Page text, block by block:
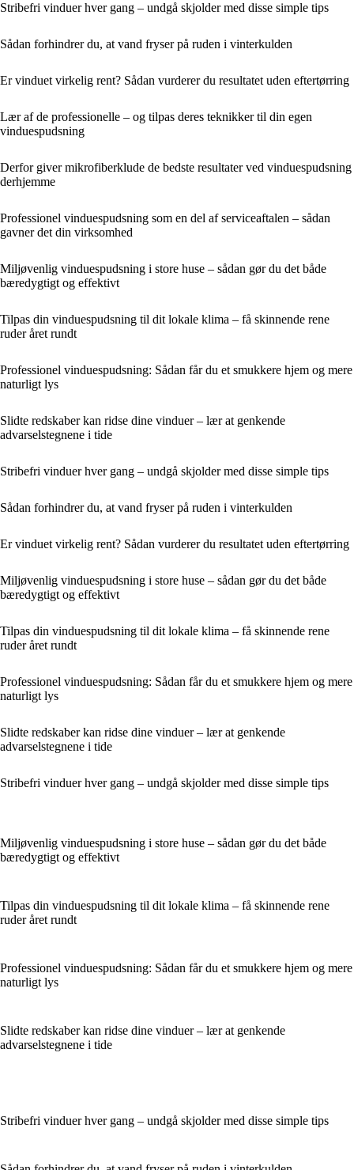
Stribefri vinduer hver gang – undgå skjolder med disse simple tips
Sådan forhindrer du, at vand fryser på ruden i vinterkulden
Er vinduet virkelig rent? Sådan vurderer du resultatet uden eftertørring
Lær af de professionelle – og tilpas deres teknikker til din egen
vinduespudsning
Derfor giver mikrofiberklude de bedste resultater ved vinduespudsning
derhjemme
Professionel vinduespudsning som en del af serviceaftalen – sådan
gavner det din virksomhed
Miljøvenlig vinduespudsning i store huse – sådan gør du det både
bæredygtigt og effektivt
Tilpas din vinduespudsning til dit lokale klima – få skinnende rene
ruder året rundt
Professionel vinduespudsning: Sådan får du et smukkere hjem og mere
naturligt lys
Slidte redskaber kan ridse dine vinduer – lær at genkende
advarselstegnene i tide
Stribefri vinduer hver gang – undgå skjolder med disse simple tips
Sådan forhindrer du, at vand fryser på ruden i vinterkulden
Er vinduet virkelig rent? Sådan vurderer du resultatet uden eftertørring
Miljøvenlig vinduespudsning i store huse – sådan gør du det både
bæredygtigt og effektivt
Tilpas din vinduespudsning til dit lokale klima – få skinnende rene
ruder året rundt
Professionel vinduespudsning: Sådan får du et smukkere hjem og mere
naturligt lys
Slidte redskaber kan ridse dine vinduer – lær at genkende
advarselstegnene i tide
Stribefri vinduer hver gang – undgå skjolder med disse simple tips
Miljøvenlig vinduespudsning i store huse – sådan gør du det både
bæredygtigt og effektivt
Tilpas din vinduespudsning til dit lokale klima – få skinnende rene
ruder året rundt
Professionel vinduespudsning: Sådan får du et smukkere hjem og mere
naturligt lys
Slidte redskaber kan ridse dine vinduer – lær at genkende
advarselstegnene i tide
Stribefri vinduer hver gang – undgå skjolder med disse simple tips